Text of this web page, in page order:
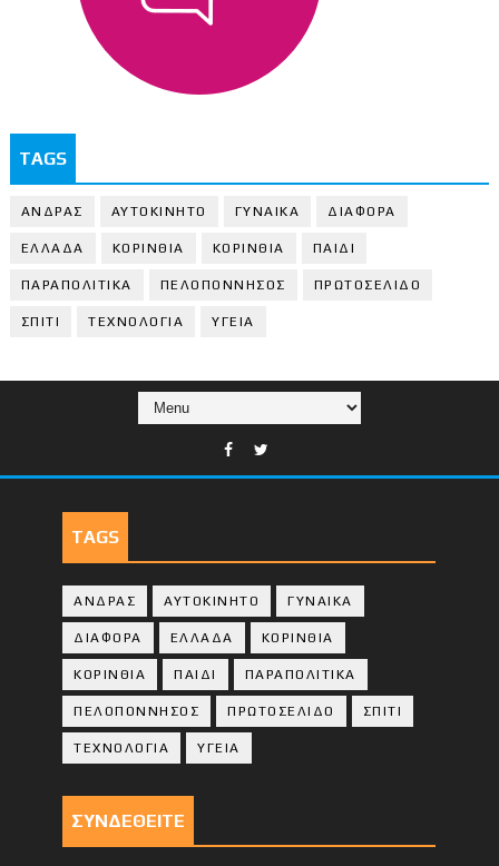
TAGS
ΑΝΔΡΑΣ ΑΥΤΟΚΙΝΗΤΟ ΓΥΝΑΙΚΑ ΔΙΑΦΟΡΑ
ΕΛΛΑΔΑ ΚΟΡΙΝΘΙΑ ΚΟΡΙΝΘΙA ΠΑΙΔΙ
ΠΑΡΑΠΟΛΙΤΙΚΑ ΠΕΛΟΠΟΝΝΗΣΟΣ ΠΡΩΤΟΣΕΛΙΔΟ
ΣΠΙΤΙ ΤΕΧΝΟΛΟΓΙΑ ΥΓΕΙΑ
TAGS
ΑΝΔΡΑΣ ΑΥΤΟΚΙΝΗΤΟ ΓΥΝΑΙΚΑ
ΔΙΑΦΟΡΑ ΕΛΛΑΔΑ ΚΟΡΙΝΘΙΑ
ΚΟΡΙΝΘΙA ΠΑΙΔΙ ΠΑΡΑΠΟΛΙΤΙΚΑ
ΠΕΛΟΠΟΝΝΗΣΟΣ ΠΡΩΤΟΣΕΛΙΔΟ ΣΠΙΤΙ
ΤΕΧΝΟΛΟΓΙΑ ΥΓΕΙΑ
ΣΥΝΔΕΘΕΙΤΕ